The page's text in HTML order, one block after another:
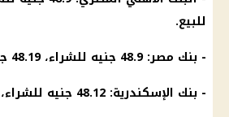
للبيع.
- بنك مصر: 48.9 جنيه للشراء، 48.19 جنيه للبيع.
- بنك الإسكندرية: 48.12 جنيه للشراء، 48.22 جنيه للبيع.